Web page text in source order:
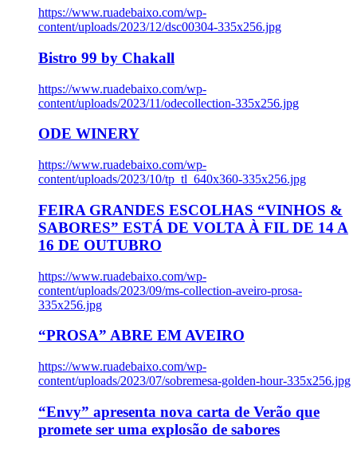
https://www.ruadebaixo.com/wp-
content/uploads/2023/12/dsc00304-335x256.jpg
Bistro 99 by Chakall
https://www.ruadebaixo.com/wp-
content/uploads/2023/11/odecollection-335x256.jpg
ODE WINERY
https://www.ruadebaixo.com/wp-
content/uploads/2023/10/tp_tl_640x360-335x256.jpg
FEIRA GRANDES ESCOLHAS “VINHOS &
SABORES” ESTÁ DE VOLTA À FIL DE 14 A
16 DE OUTUBRO
https://www.ruadebaixo.com/wp-
content/uploads/2023/09/ms-collection-aveiro-prosa-
335x256.jpg
“PROSA” ABRE EM AVEIRO
https://www.ruadebaixo.com/wp-
content/uploads/2023/07/sobremesa-golden-hour-335x256.jpg
“Envy” apresenta nova carta de Verão que
promete ser uma explosão de sabores